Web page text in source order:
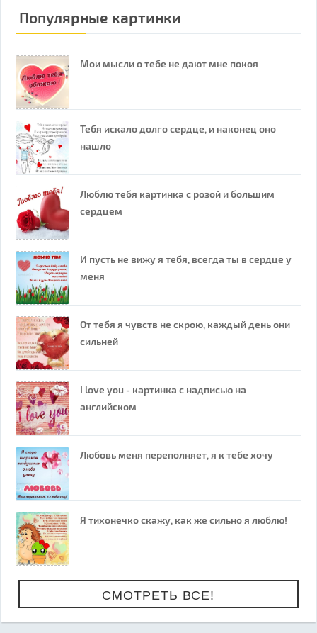
Популярные картинки
Мои мысли о тебе не дают мне покоя
Тебя искало долго сердце, и наконец оно
нашло
Люблю тебя картинка с розой и большим
сердцем
И пусть не вижу я тебя, всегда ты в сердце у
меня
От тебя я чувств не скрою, каждый день они
сильней
I love you - картинка с надписью на
английском
Любовь меня переполняет, я к тебе хочу
Я тихонечко скажу, как же сильно я люблю!
СМОТРЕТЬ ВСЕ!